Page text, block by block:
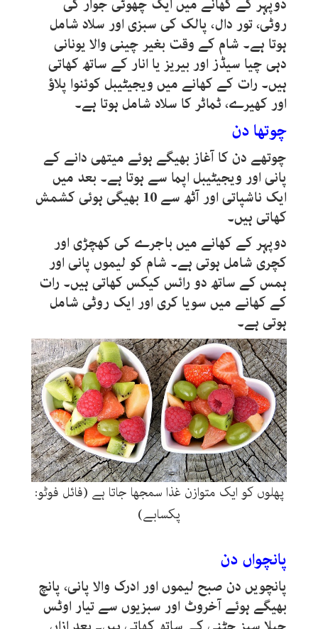
دوپہر کے کھانے میں ایک چھوٹی جوار کی
روٹی، تور دال، پالک کی سبزی اور سلاد شامل
ہوتا ہے۔ شام کے وقت بغیر چینی والا یونانی
دہی چیا سیڈز اور بیریز یا انار کے ساتھ کھاتی
ہیں۔ رات کے کھانے میں ویجیٹیبل کوئنوا پلاؤ
اور کھیرے، ٹماٹر کا سلاد شامل ہوتا ہے۔
چوتھا دن
چوتھے دن کا آغاز بھیگے ہوئے میتھی دانے کے
پانی اور ویجیٹیبل اپما سے ہوتا ہے۔ بعد میں
ایک ناشپاتی اور آٹھ سے 10 بھیگی ہوئی کشمش
کھاتی ہیں۔
دوپہر کے کھانے میں باجرے کی کھچڑی اور
کچری شامل ہوتی ہے۔ شام کو لیموں پانی اور
ہمس کے ساتھ دو رائس کیکس کھاتی ہیں۔ رات
کے کھانے میں سویا کری اور ایک روٹی شامل
ہوتی ہے۔
پھلوں کو ایک متوازن غذا سمجھا جاتا ہے (فائل فوٹو:
پکسابے)
پانچواں دن
پانچویں دن صبح لیموں اور ادرک والا پانی، پانچ
بھیگے ہوئے آخروٹ اور سبزیوں سے تیار اوٹس